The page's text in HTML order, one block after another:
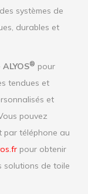
systèmes de
durables et
ALYOS® pour
tendues et
et
pouvez
par téléphone au
pour obtenir
solutions de toile